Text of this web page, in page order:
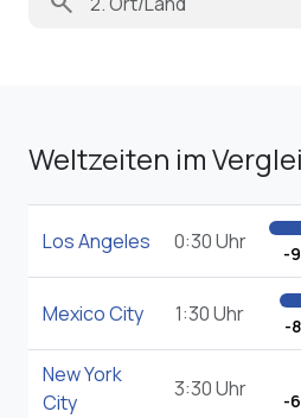
Weltzeiten im
Los Angeles 0:30 Uhr -9
Mexico City 1:30 Uhr -8
New York
City
3:30 Uhr -6